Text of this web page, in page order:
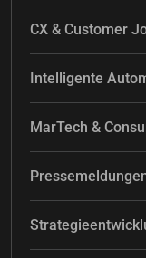
CX & Customer
Intelligente
MarTech &